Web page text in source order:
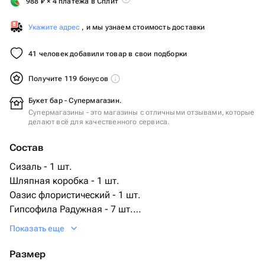
Укажите адрес , и мы узнаем стоимость доставки
41 человек добавили товар в свои подборки
Получите 119 бонусов
Букет бар - Супермагазин.
Супермагазины - это магазины с отличными отзывами, которые
делают всё для качественного сервиса.
Состав
Сизаль - 1 шт.
Шляпная коробка - 1 шт.
Оазис флористический - 1 шт.
Гипсофила Радужная - 7 шт.
ленты атласные - 4 шт.
Показать еще
Размер